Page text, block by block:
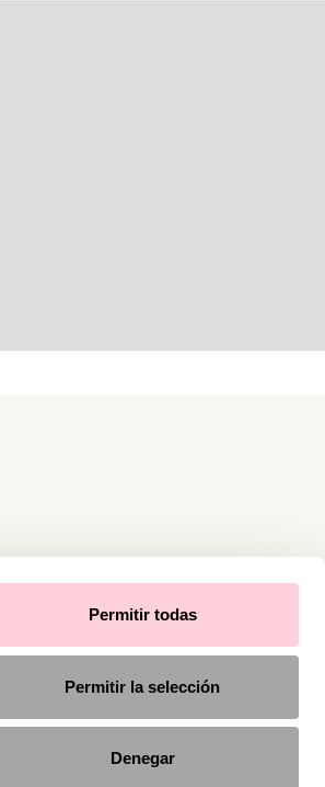
Permitir todas
Permitir la selección
Denegar